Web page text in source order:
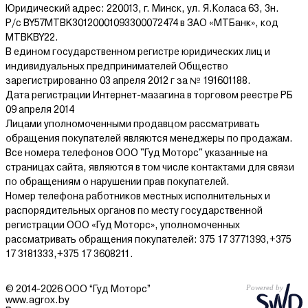
Юридический адрес: 220013, г. Минск, ул. Я.Коласа 63, 3н.
Р/с BY57MTBK30120001093300072474 в ЗАО «МТБанк», код
MTBKBY22.
В едином государственном регистре юридических лиц и
индивидуальных предпринимателей Общество
зарегистрированно 03 апреля 2012 г за № 191601188.
Дата регистрации Интернет-мазагина в торговом реестре РБ
09 апреля 2014
Лицами уполномоченными продавцом рассматривать
обращения покупателей являются менеджеры по продажам.
Все номера телефонов ООО "Гуд Моторс" указанные на
страницах сайта, являются в том числе контактами для связи
по обращениям о нарушении прав покупателей.
Номер телефона работников местных исполнительных и
распорядительных органов по месту государственной
регистрации ООО «Гуд Моторс», уполномоченных
рассматривать обращения покупателей: 375 17 3771393,+375
17 3181333,+375 17 3608211.
© 2014-2026 ООО “Гуд Моторс”
www.agrox.by